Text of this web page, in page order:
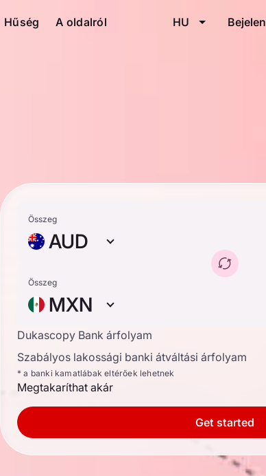
Hűség A oldalról HU
Összeg
AUD
Összeg
MXN
Dukascopy Bank árfolyam
Szabályos lakossági banki átváltási árfolyam
* a banki kamatlábak eltérőek lehetnek
Megtakaríthat akár
Get started